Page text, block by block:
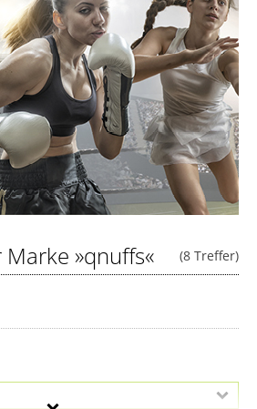
(8 Treffer)
Marke »qnuffs«